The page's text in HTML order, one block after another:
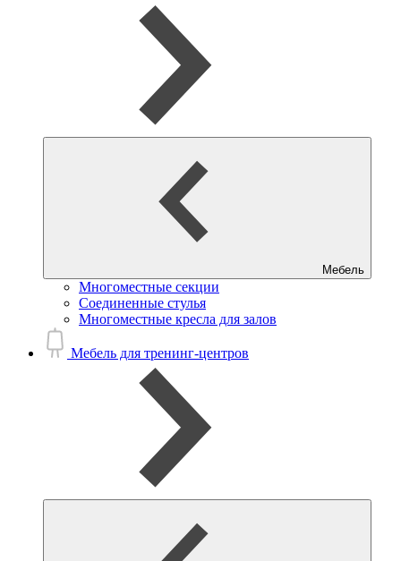
Мебель
Многоместные секции
Соединенные стулья
Многоместные кресла для залов
Мебель для тренинг-центров